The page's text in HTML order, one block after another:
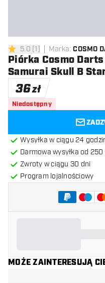
5 gwiazdki oceny
5.0 [1] Marka: COSMO
Piórka Cosmo
Samurai Skull B
36zł
Niedostępny
Wysyłka w ciągu 24
Darmowa wysyłka od 250
Zwroty w ciągu 30 dni
Program lojalnościowy
MOŻE ZAINTERESUJĄ